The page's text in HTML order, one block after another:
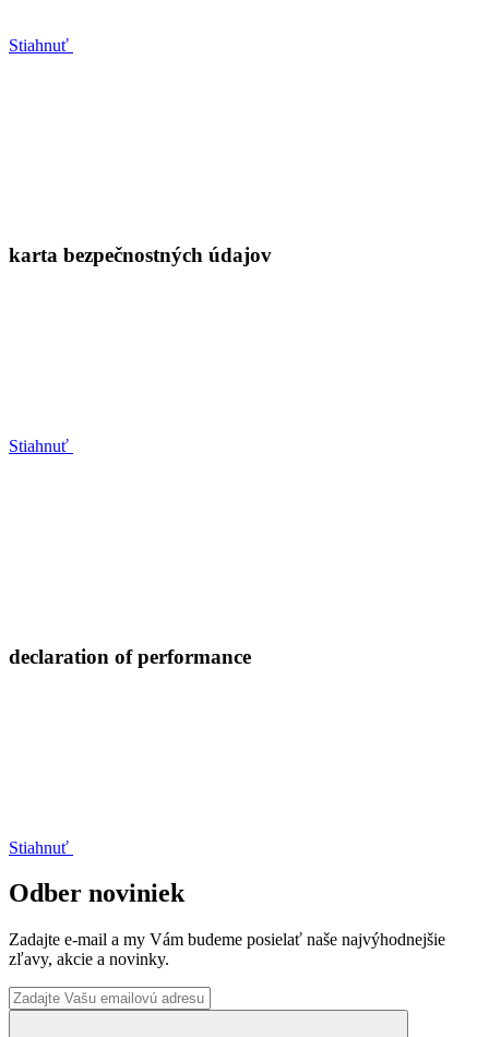
Stiahnuť
karta bezpečnostných údajov
Stiahnuť
declaration of performance
Stiahnuť
Odber noviniek
Zadajte e-mail a my Vám budeme posielať naše najvýhodnejšie
zľavy, akcie a novinky.